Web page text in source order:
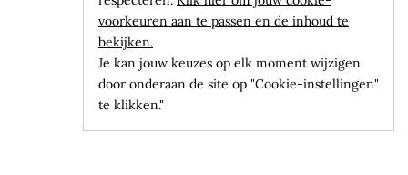
voorkeuren aan te passen en de inhoud te
bekijken.
Je kan jouw keuzes op elk moment wijzigen
door onderaan de site op "Cookie-instellingen"
te klikken."